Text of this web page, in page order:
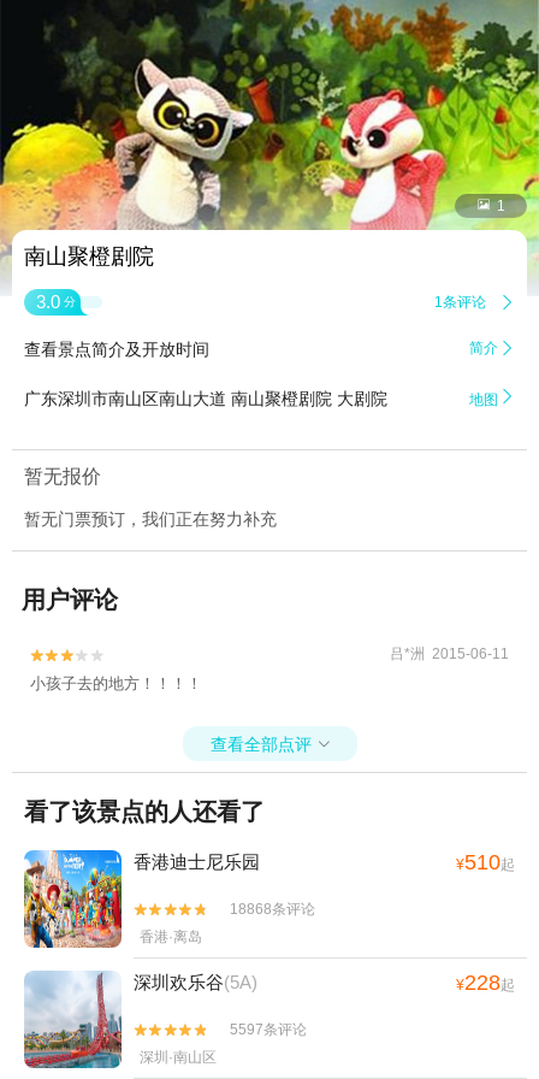
 1
南山聚橙剧院
3.0 分 1条评论 
查看景点简介及开放时间 简介 
广东深圳市南山区南山大道 南山聚橙剧院 大剧院 地图 
暂无报价
暂无门票预订，我们正在努力补充
用户评论

 吕*洲 2015-06-11
小孩子去的地方！！！！
查看全部点评 
看了该景点的人还看了
香港迪士尼乐园 ¥510起


18868条评论
香港·离岛
深圳欢乐谷(5A) ¥228起


5597条评论
深圳·南山区